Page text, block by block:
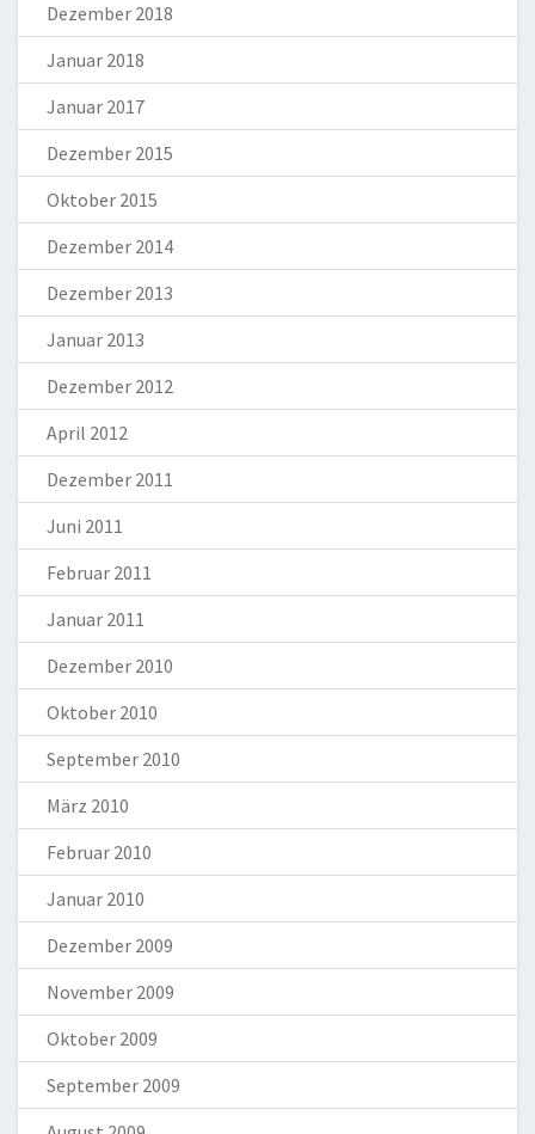
Dezember 2018
Januar 2018
Januar 2017
Dezember 2015
Oktober 2015
Dezember 2014
Dezember 2013
Januar 2013
Dezember 2012
April 2012
Dezember 2011
Juni 2011
Februar 2011
Januar 2011
Dezember 2010
Oktober 2010
September 2010
März 2010
Februar 2010
Januar 2010
Dezember 2009
November 2009
Oktober 2009
September 2009